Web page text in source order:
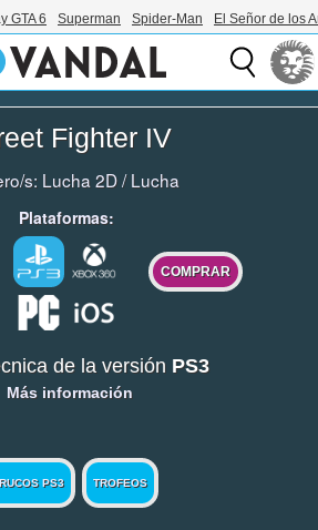
GTA 6 Superman Spider-Man El Señor de los
Fighter IV
s: Lucha 2D/Lucha
Plataformas:
COMPRAR
de la versión PS3
Más información
PS3 TROFEOS